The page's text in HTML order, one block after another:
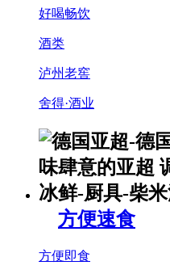
好喝畅饮
酒类
泸州老窖
舍得·酒业
方便速食
方便即食